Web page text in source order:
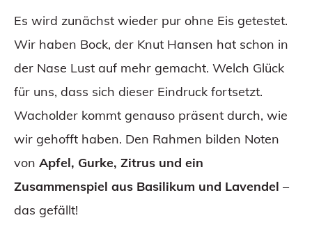
Es wird zunächst wieder pur ohne Eis getestet.
Wir haben Bock, der Knut Hansen hat schon in
der Nase Lust auf mehr gemacht. Welch Glück
für uns, dass sich dieser Eindruck fortsetzt.
Wacholder kommt genauso präsent durch, wie
wir gehofft haben. Den Rahmen bilden Noten
von Apfel, Gurke, Zitrus und ein
Zusammenspiel aus Basilikum und Lavendel –
das gefällt!